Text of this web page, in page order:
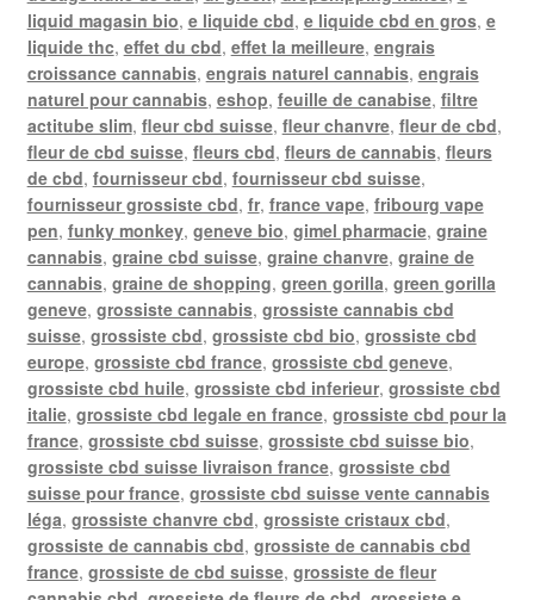
liquid magasin bio, e liquide cbd, e liquide cbd en gros, e
liquide thc, effet du cbd, effet la meilleure, engrais
croissance cannabis, engrais naturel cannabis, engrais
naturel pour cannabis, eshop, feuille de canabise, filtre
actitube slim, fleur cbd suisse, fleur chanvre, fleur de cbd,
fleur de cbd suisse, fleurs cbd, fleurs de cannabis, fleurs
de cbd, fournisseur cbd, fournisseur cbd suisse,
fournisseur grossiste cbd, fr, france vape, fribourg vape
pen, funky monkey, geneve bio, gimel pharmacie, graine
cannabis, graine cbd suisse, graine chanvre, graine de
cannabis, graine de shopping, green gorilla, green gorilla
geneve, grossiste cannabis, grossiste cannabis cbd
suisse, grossiste cbd, grossiste cbd bio, grossiste cbd
europe, grossiste cbd france, grossiste cbd geneve,
grossiste cbd huile, grossiste cbd inferieur, grossiste cbd
italie, grossiste cbd legale en france, grossiste cbd pour la
france, grossiste cbd suisse, grossiste cbd suisse bio,
grossiste cbd suisse livraison france, grossiste cbd
suisse pour france, grossiste cbd suisse vente cannabis
léga, grossiste chanvre cbd, grossiste cristaux cbd,
grossiste de cannabis cbd, grossiste de cannabis cbd
france, grossiste de cbd suisse, grossiste de fleur